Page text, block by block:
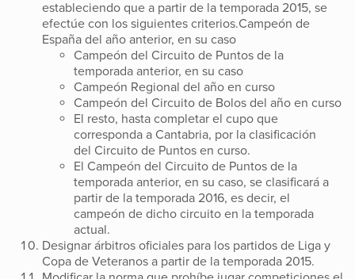
estableciendo que a partir de la temporada 2015, se
efectúe con los siguientes criterios.Campeón de
España del año anterior, en su caso
Campeón del Circuito de Puntos de la
temporada anterior, en su caso
Campeón Regional del año en curso
Campeón del Circuito de Bolos del año en curso
El resto, hasta completar el cupo que
corresponda a Cantabria, por la clasificación
del Circuito de Puntos en curso.
El Campeón del Circuito de Puntos de la
temporada anterior, en su caso, se clasificará a
partir de la temporada 2016, es decir, el
campeón de dicho circuito en la temporada
actual.
Designar árbitros oficiales para los partidos de Liga y
Copa de Veteranos a partir de la temporada 2015.